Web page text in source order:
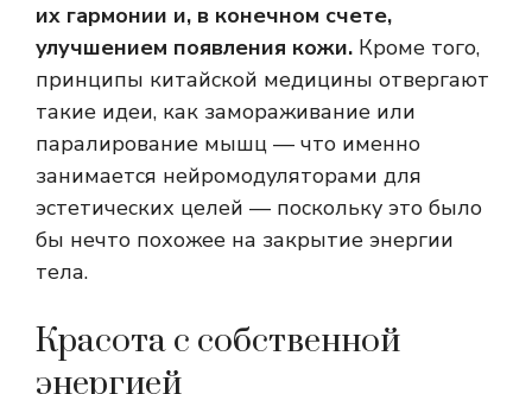
их гармонии и, в конечном счете,
улучшением появления кожи. Кроме того,
принципы китайской медицины отвергают
такие идеи, как замораживание или
паралирование мышц — что именно
занимается нейромодуляторами для
эстетических целей — поскольку это было
бы нечто похожее на закрытие энергии
тела.
Красота с собственной
энергией